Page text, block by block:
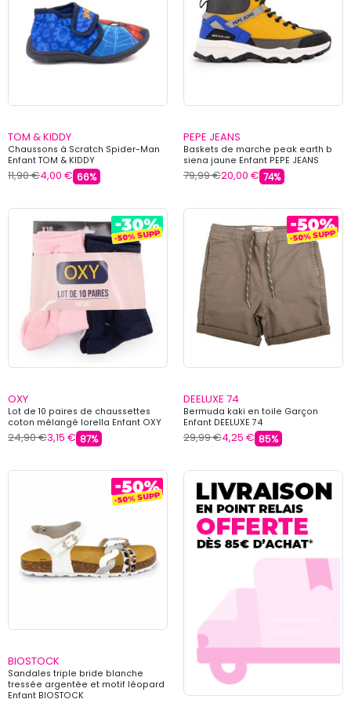
TOM & KIDDY
Chaussons à Scratch Spider-Man
Enfant TOM & KIDDY
11,90 €4,00 € 66%
PEPE JEANS
Baskets de marche peak earth b
siena jaune Enfant PEPE JEANS
79,99 €20,00 € 74%
OXY
Lot de 10 paires de chaussettes
coton mélangé lorella Enfant OXY
24,90 €3,15 € 87%
DEELUXE 74
Bermuda kaki en toile Garçon
Enfant DEELUXE 74
29,99 €4,25 € 85%
BIOSTOCK
Sandales triple bride blanche
tressée argentée et motif léopard
Enfant BIOSTOCK